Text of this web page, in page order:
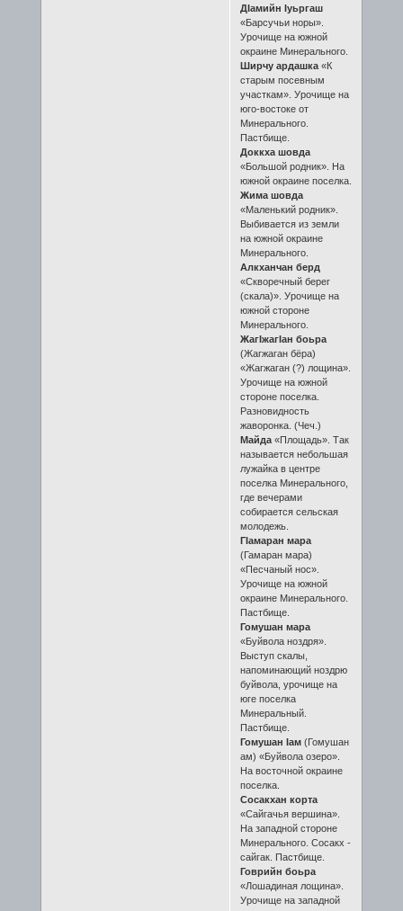
ДIамийн Iуьргаш
«Барсучьи норы».
Урочище на южной
окраине Минерального.
Ширчу ардашка«К
старым посевным
участкам». Урочище на
юго-востоке от
Минерального.
Пастбище.
Доккха шовда
«Большой родник». На
южной окраине поселка.
Жима шовда
«Маленький родник».
Выбивается из земли
на южной окраине
Минерального.
Алкханчан берд
«Скворечный берег
(скала)». Урочище на
южной стороне
Минерального.
ЖагIжагIан боьра
(Жагжаган бёра)
«Жагжаган (?) лощина».
Урочище на южной
стороне поселка.
Разновидность
жаворонка. (Чеч.)
Майда«Площадь». Так
называется небольшая
лужайка в центре
поселка Минерального,
где вечерами
собирается сельская
молодежь.
ГIамаран мара
(Гамаран мара)
«Песчаный нос».
Урочище на южной
окраине Минерального.
Пастбище.
Гомушан мара
«Буйвола ноздря».
Выступ скалы,
напоминающий ноздрю
буйвола, урочище на
юге поселка
Минеральный.
Пастбище.
Гомушан Iам(Гомушан
ам) «Буйвола озеро».
На восточной окраине
поселка.
Сосакхан корта
«Сайгачья вершина».
На западной стороне
Минерального. Сосакх -
сайгак. Пастбище.
Говрийн боьра
«Лошадиная лощина».
Урочище на западной